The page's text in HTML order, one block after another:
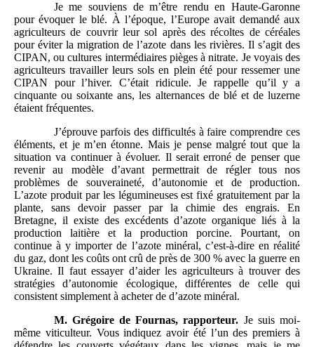
Je me souviens de m’être rendu en Haute-Garonne
pour évoquer le blé. À l’époque, l’Europe avait demandé aux
agriculteurs de couvrir leur sol après des récoltes de céréales
pour éviter la migration de l’azote dans les rivières. Il s’agit des
CIPAN, ou cultures intermédiaires pièges à nitrate. Je voyais des
agriculteurs travailler leurs sols en plein été pour ressemer une
CIPAN pour l’hiver. C’était ridicule. Je rappelle qu’il y a
cinquante ou soixante ans, les alternances de blé et de luzerne
étaient fréquentes.
J’éprouve parfois des difficultés à faire comprendre ces
éléments, et je m’en étonne. Mais je pense malgré tout que la
situation va continuer à évoluer. Il serait erroné de penser que
revenir au modèle d’avant permettrait de régler tous nos
problèmes de souveraineté, d’autonomie et de production.
L’azote produit par les légumineuses est fixé gratuitement par la
plante, sans devoir passer par la chimie des engrais. En
Bretagne, il existe des excédents d’azote organique liés à la
production laitière et la production porcine. Pourtant, on
continue à y importer de l’azote minéral, c’est-à-dire en réalité
du gaz, dont les coûts ont crû de près de 300 % avec la guerre en
Ukraine. Il faut essayer d’aider les agriculteurs à trouver des
stratégies d’autonomie écologique, différentes de celle qui
consistent simplement à acheter de d’azote minéral.
M. Grégoire de Fournas, rapporteur. Je suis moi-
même viticulteur. Vous indiquez avoir été l’un des premiers à